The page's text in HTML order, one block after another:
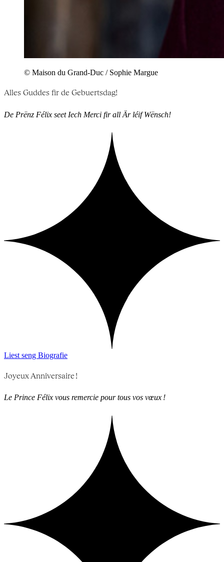
© Maison du Grand-Duc / Sophie Margue
Alles Guddes fir de Gebuertsdag!
De Prënz Félix seet Iech Merci fir all Är léif Wënsch!
Liest seng Biografie
Joyeux Anniversaire !
Le Prince Félix vous remercie pour tous vos vœux !